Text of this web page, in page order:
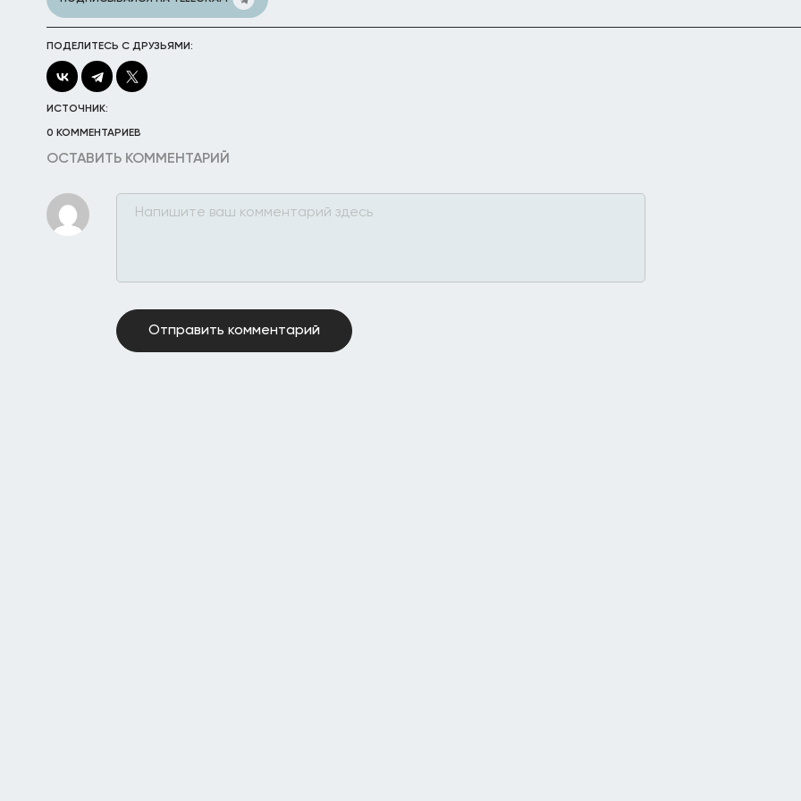
ПОДЕЛИТЕСЬ С ДРУЗЬЯМИ:
ИСТОЧНИК:
0 КОММЕНТАРИЕВ
ОСТАВИТЬ КОММЕНТАРИЙ